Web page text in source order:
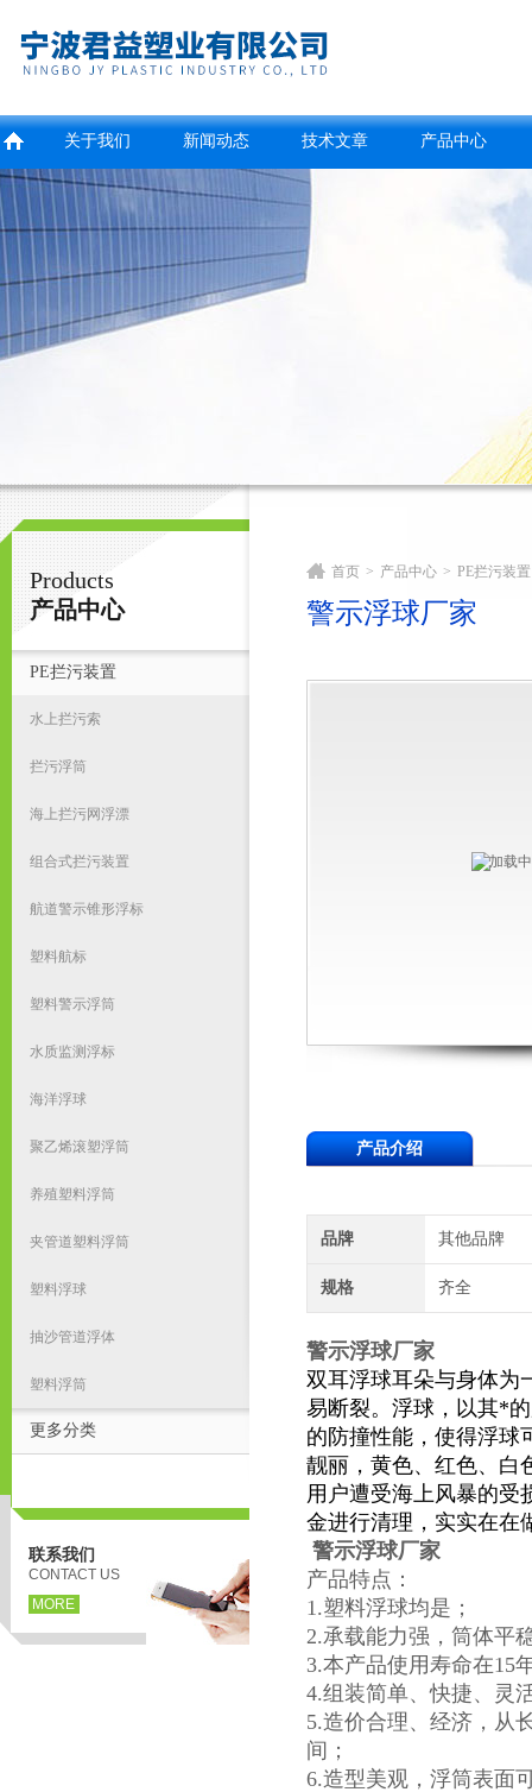
宁波君益塑业有限公司
关于我们 新闻动态 技术文章 产品中心
Products
产品中心
PE拦污装置
水上拦污索
拦污浮筒
海上拦污网浮漂
组合式拦污装置
航道警示锥形浮标
塑料航标
塑料警示浮筒
水质监测浮标
海洋浮球
聚乙烯滚塑浮筒
养殖塑料浮筒
夹管道塑料浮筒
塑料浮球
抽沙管道浮体
塑料浮筒
更多分类
联系我们
CONTACT US
MORE
首页 > 产品中心 > PE拦污装置
警示浮球厂家
产品介绍
品牌 其他品牌
规格 齐全
警示浮球厂家
双耳浮球耳朵与身体为
易断裂。浮球，以其*
的防撞性能，使得浮球
靓丽，黄色、红色、白
用户遭受海上风暴的受
金进行清理，实实在在
警示浮球厂家
产品特点：
1.塑料浮球均是；
2.承载能力强，筒体平
3.本产品使用寿命在15
4.组装简单、快捷、灵
5.造价合理、经济，从
间；
6.造型美观，浮筒表面